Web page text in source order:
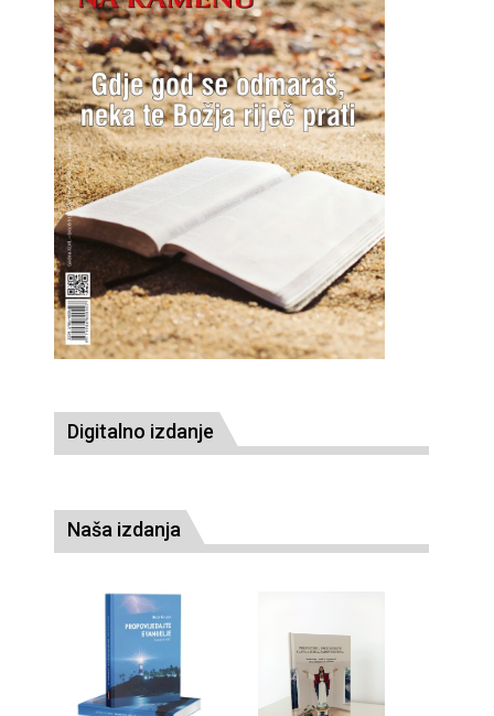
Digitalno izdanje
Naša izdanja